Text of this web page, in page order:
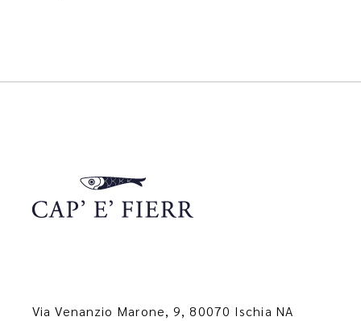
Via Venanzio Marone, 9, 80070 Ischia NA